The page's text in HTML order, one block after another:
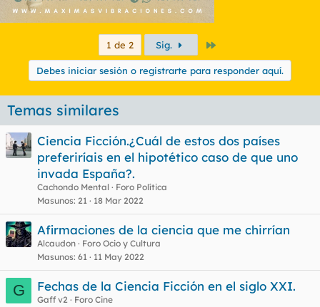
1 de 2 Sig.
Debes iniciar sesión o registrarte para responder aquí.
Temas similares
Ciencia Ficción.¿Cuál de estos dos países
preferiríais en el hipotético caso de que uno
invada España?.
Cachondo Mental
Foro Política
Masunos 21 18 Mar 2022
Afirmaciones de la ciencia que me chirrían
Alcaudon
Foro Ocio y Cultura
Masunos 61 11 May 2022
G Fechas de la Ciencia Ficción en el siglo XXI.
Gaff v2
Foro Cine